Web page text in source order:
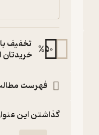
%50
خریدتان
فهرست
گذاشتن این